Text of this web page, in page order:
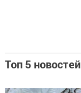
Топ 5 новостей